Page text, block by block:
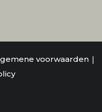
voorwaarden |